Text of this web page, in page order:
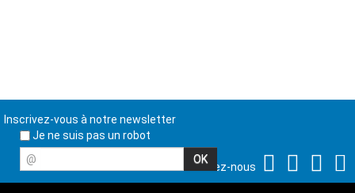
Inscrivez-vous à notre newsletter
Je ne suis pas un robot
@
Suivez-nous